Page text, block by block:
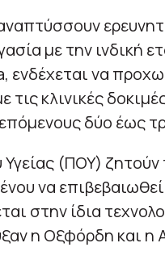
με την ινδική
ενδέχεται να
κλινικές
δύο έως
Υγείας (ΠΟΥ)
να
στην ίδια
η Οξφόρδη και η